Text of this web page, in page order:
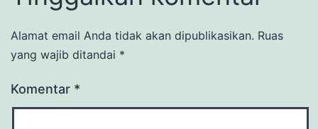
Alamat email Anda tidak akan dipublikasikan. Ruas
yang wajib ditandai *
Komentar *